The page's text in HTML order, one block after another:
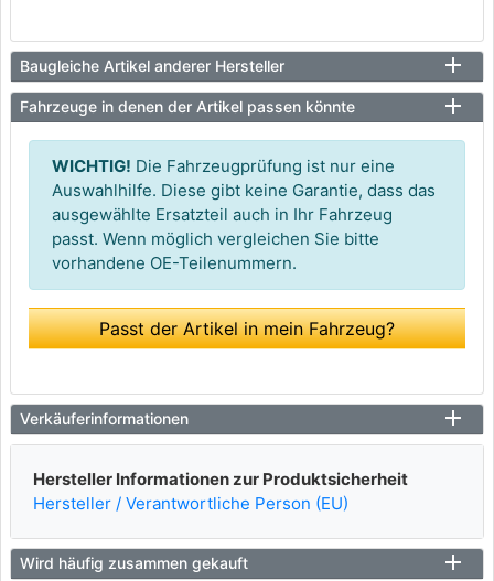
Baugleiche Artikel anderer Hersteller
Fahrzeuge in denen der Artikel passen könnte
WICHTIG! Die Fahrzeugprüfung ist nur eine
Auswahlhilfe. Diese gibt keine Garantie, dass das
ausgewählte Ersatzteil auch in Ihr Fahrzeug
passt. Wenn möglich vergleichen Sie bitte
vorhandene OE-Teilenummern.
Passt der Artikel in mein Fahrzeug?
Verkäuferinformationen
Hersteller Informationen zur Produktsicherheit
Hersteller / Verantwortliche Person (EU)
Wird häufig zusammen gekauft